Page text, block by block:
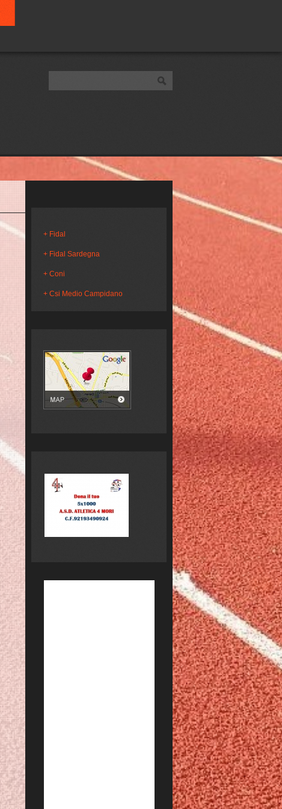
Fidal
Fidal Sardegna
Coni
Csi Medio Campidano